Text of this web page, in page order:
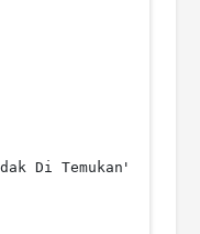
Di Temukan"